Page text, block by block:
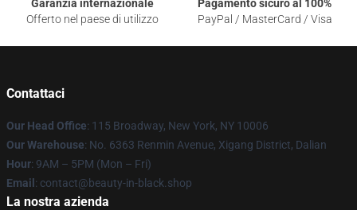
Garanzia internazionale
Offerto nel paese di utilizzo
Pagamento sicuro al 100%
PayPal / MasterCard / Visa
Contattaci
Our Head Office: 115 Broadway, New York, NY 10006
Our Warehouse: No. 6363 Renmin Avenue, Xigang District, Dalian
Hour: 9AM – 5PM (Mon – Fri)
Email : contact@beauty-in-black.shop
La nostra azienda